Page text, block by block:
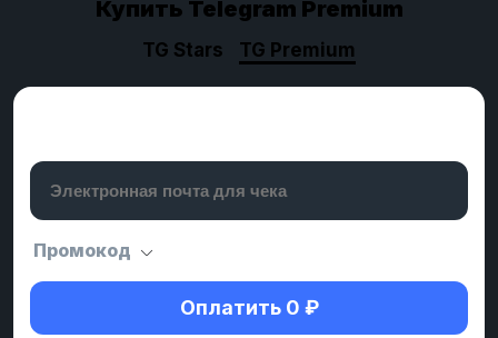
Купить Telegram Premium
TG Stars TG Premium
Промокод
Оплатить 0 ₽